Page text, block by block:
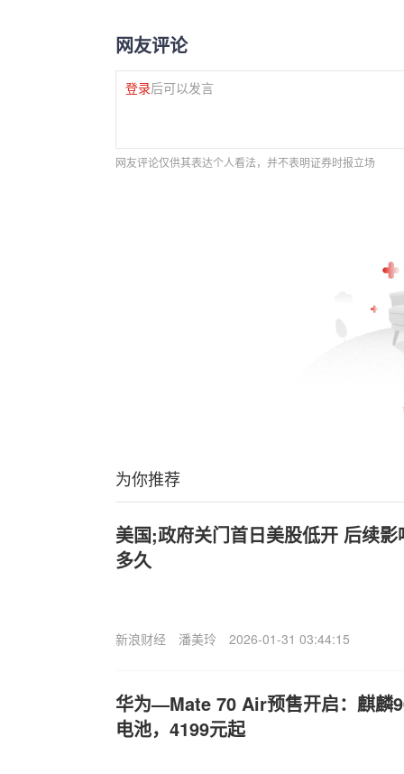
网友评论
登录后可以发言
网友评论仅供其表达个人看法，并不表明证券时报立场
为你推荐
美国;政府关门首日美股低开 后续
多久
新浪财经 潘美玲 2026-01-31 03:44:15
华为—Mate 70 Air预售开启：麒麟
电池，4199元起